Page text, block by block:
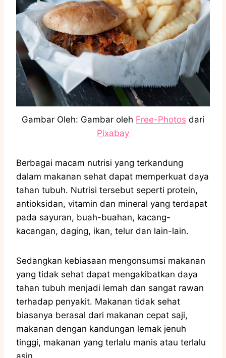
Gambar Oleh: Gambar oleh Free-Photos dari
Pixabay
Berbagai macam nutrisi yang terkandung
dalam makanan sehat dapat memperkuat daya
tahan tubuh. Nutrisi tersebut seperti protein,
antioksidan, vitamin dan mineral yang terdapat
pada sayuran, buah-buahan, kacang-
kacangan, daging, ikan, telur dan lain-lain.
Sedangkan kebiasaan mengonsumsi makanan
yang tidak sehat dapat mengakibatkan daya
tahan tubuh menjadi lemah dan sangat rawan
terhadap penyakit. Makanan tidak sehat
biasanya berasal dari makanan cepat saji,
makanan dengan kandungan lemak jenuh
tinggi, makanan yang terlalu manis atau terlalu